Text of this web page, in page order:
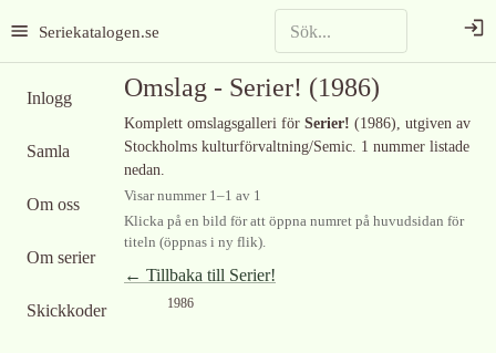
Seriekatalogen.se
Inlogg
Samla
Om oss
Om serier
Skickkoder
Omslag - Serier! (1986)
Komplett omslagsgalleri för Serier! (1986), utgiven av
Stockholms kulturförvaltning/Semic. 1 nummer listade
nedan.
Visar nummer 1–1 av 1
Klicka på en bild för att öppna numret på huvudsidan för
titeln (öppnas i ny flik).
← Tillbaka till Serier!
1986